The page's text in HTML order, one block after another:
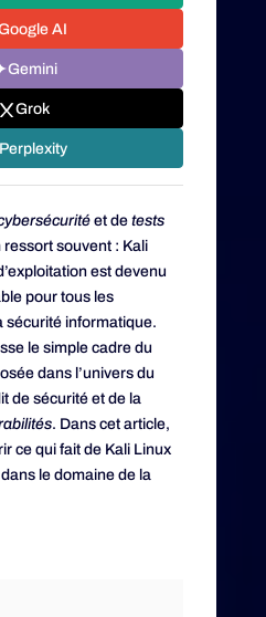
AI
Gemini
Grok
Perplexity
et de tests
ressort souvent : Kali
est devenu
pour tous les
sécurité informatique.
le simple cadre du
dans l’univers du
de sécurité et de la
. Dans cet article,
ce qui fait de Kali Linux
le domaine de la